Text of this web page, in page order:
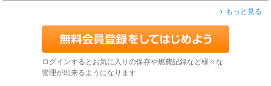
もっと見る
ログインするとお気に入りの保存や燃費記録など様々な
管理が出来るようになります